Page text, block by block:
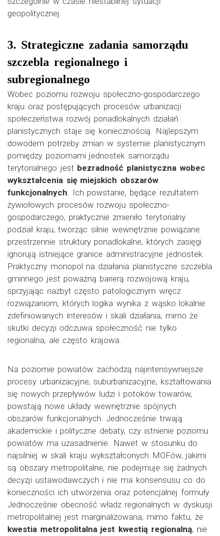
geopolitycznej.
3. Strategiczne zadania samorządu
szczebla regionalnego i
subregionalnego
Wobec poziomu rozwoju społeczno-gospodarczego
kraju oraz postępujących procesów urbanizacji
społeczeństwa rozwój ponadlokalnych działań
planistycznych staje się koniecznością. Najlepszym
dowodem potrzeby zmian w systemie planistycznym
pomiędzy poziomami jednostek samorządu
terytorialnego jest bezradność planistyczna wobec
wykształcenia się miejskich obszarów
funkcjonalnych. Ich powstanie, będące rezultatem
żywiołowych procesów rozwoju społeczno-
gospodarczego, praktycznie zmieniło terytorialny
podział kraju, tworząc silnie wewnętrznie powiązane
przestrzennie struktury ponadlokalne, których zasięgi
ignorują istniejące granice administracyjne jednostek.
Praktyczny monopol na działania planistyczne szczebla
gminnego jest poważną barierą rozwojową kraju,
sprzyjając nazbyt często patologicznym wręcz
rozwiązaniom, których logika wynika z wąsko lokalnie
zdefiniowanych interesów i skali działania, mimo że
skutki decyzji odczuwa społeczność nie tylko
regionalna, ale często krajowa.
Na poziomie powiatów zachodzą najintensywniejsze
procesy urbanizacyjne, suburbanizacyjne, kształtowania
się nowych przepływów ludzi i potoków towarów,
powstają nowe układy wewnętrznie spójnych
obszarów funkcjonalnych. Jednocześnie trwają
akademickie i polityczne debaty, czy istnienie poziomu
powiatów ma uzasadnienie. Nawet w stosunku do
najsilniej w skali kraju wykształconych MOFów, jakimi
są obszary metropolitalne, nie podejmuje się żadnych
decyzji ustawodawczych i nie ma konsensusu co do
konieczności ich utworzenia oraz potencjalnej formuły.
Jednocześnie obecność władz regionalnych w dyskusji
metropolitalnej jest marginalizowana, mimo faktu, że
kwestia metropolitalna jest kwestią regionalną, nie